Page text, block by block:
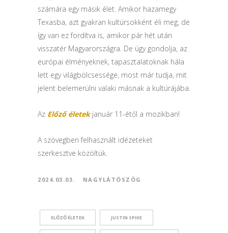
számára egy másik élet. Amikor hazamegy
Texasba, azt gyakran kultúrsokként éli meg, de
így van ez fordítva is, amikor pár hét után
visszatér Magyarországra. De úgy gondolja, az
európai élményeknek, tapasztalatoknak hála
lett egy világbölcsessége, most már tudja, mit
jelent belemerülni valaki másnak a kultúrájába.
Az Előző életekjanuár 11-étől a mozikban!
A szövegben felhasznált idézeteket
szerkesztve közöltük.
2024.03.03. NAGYLÁTÓSZÖG
ELŐZŐ ÉLETEK JUSTIN SPIKE